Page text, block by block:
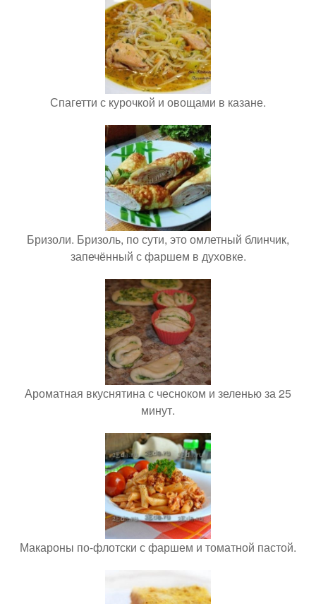
Спагетти с курочкой и овощами в казане.
Бризоли. Бризоль, по сути, это омлетный блинчик,
запечённый с фаршем в духовке.
Ароматная вкуснятина с чесноком и зеленью за 25
минут.
Макароны по-флотски с фаршем и томатной пастой.